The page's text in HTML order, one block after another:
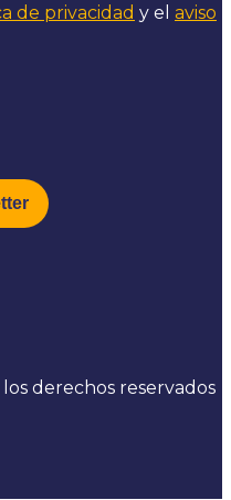
de privacidad y el aviso
derechos reservados